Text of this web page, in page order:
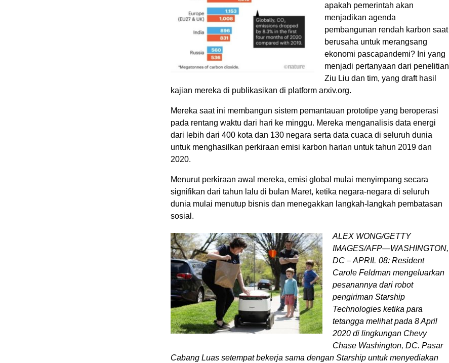
apakah pemerintah akan
menjadikan agenda
pembangunan rendah karbon saat
berusaha untuk merangsang
ekonomi pascapandemi? Ini yang
menjadi pertanyaan dari penelitian
Ziu Liu dan tim, yang draft hasil
kajian mereka di publikasikan di platform arxiv.org.
Mereka saat ini membangun sistem pemantauan prototipe yang beroperasi
pada rentang waktu dari hari ke minggu. Mereka menganalisis data energi
dari lebih dari 400 kota dan 130 negara serta data cuaca di seluruh dunia
untuk menghasilkan perkiraan emisi karbon harian untuk tahun 2019 dan
2020.
Menurut perkiraan awal mereka, emisi global mulai menyimpang secara
signifikan dari tahun lalu di bulan Maret, ketika negara-negara di seluruh
dunia mulai menutup bisnis dan menegakkan langkah-langkah pembatasan
sosial.
ALEX WONG/GETTY
IMAGES/AFP—WASHINGTON,
DC – APRIL 08: Resident
Carole Feldman mengeluarkan
pesanannya dari robot
pengiriman Starship
Technologies ketika para
tetangga melihat pada 8 April
2020 di lingkungan Chevy
Chase Washington, DC. Pasar
Cabang Luas setempat bekerja sama dengan Starship untuk menyediakan